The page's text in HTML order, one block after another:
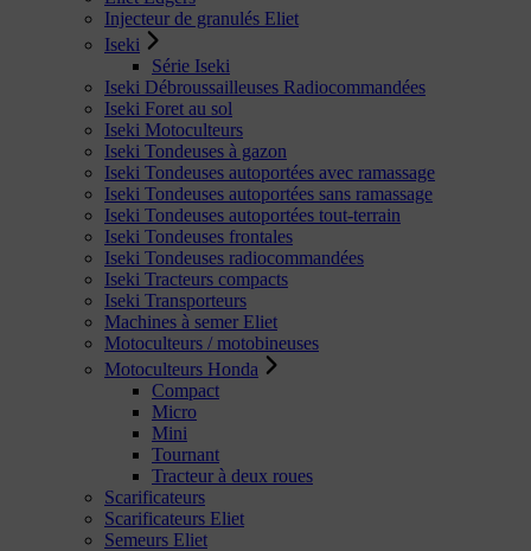
Injecteur de granulés Eliet
Iseki
Série Iseki
Iseki Débroussailleuses Radiocommandées
Iseki Foret au sol
Iseki Motoculteurs
Iseki Tondeuses à gazon
Iseki Tondeuses autoportées avec ramassage
Iseki Tondeuses autoportées sans ramassage
Iseki Tondeuses autoportées tout-terrain
Iseki Tondeuses frontales
Iseki Tondeuses radiocommandées
Iseki Tracteurs compacts
Iseki Transporteurs
Machines à semer Eliet
Motoculteurs / motobineuses
Motoculteurs Honda
Compact
Micro
Mini
Tournant
Tracteur à deux roues
Scarificateurs
Scarificateurs Eliet
Semeurs Eliet